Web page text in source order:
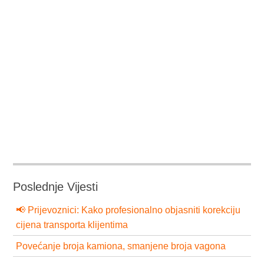
Poslednje Vijesti
📢 Prijevoznici: Kako profesionalno objasniti korekciju
cijena transporta klijentima
Povećanje broja kamiona, smanjene broja vagona